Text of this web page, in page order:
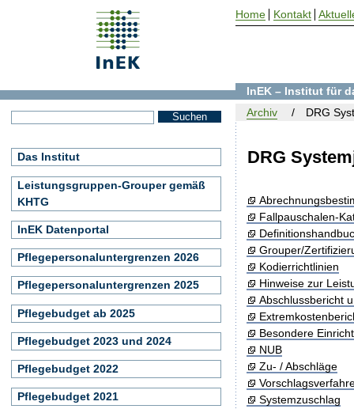
DRG
Fallpauschalen-
Grouper/
Kodierrichtlinien
Hinweise zur
Abschlussbericht
Besondere
NUB
Zu- / Abschläge
Systemzuschlag
InEK – Institut für
Archiv
DRG
Das Institut
Leistungsgruppen-Grouper gemäß
KHTG
InEK Datenportal
Pflegepersonaluntergrenzen 2026
Pflegepersonaluntergrenzen 2025
Pflegebudget ab 2025
Pflegebudget 2023 und 2024
Pflegebudget 2022
Pflegebudget 2021
Home Kontakt